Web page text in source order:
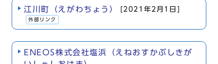
江川町（えがわちょう） [2021年2月1日]
外部リンク
ENEOS株式会社塩浜（えねおすかぶしきが